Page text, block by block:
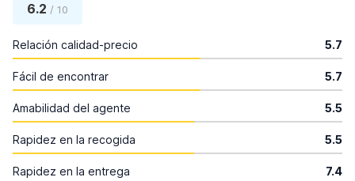
6.2 / 10
Relación calidad-precio 5.7
Fácil de encontrar 5.7
Amabilidad del agente 5.5
Rapidez en la recogida 5.5
Rapidez en la entrega 7.4